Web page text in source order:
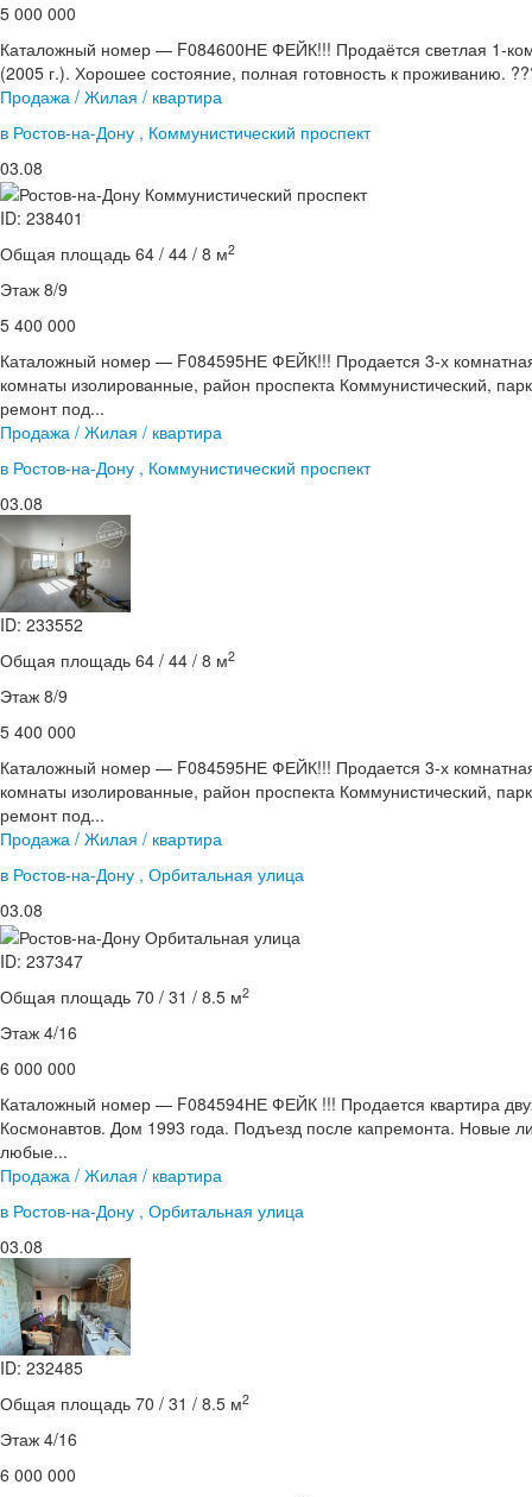
5 000 000
Каталожный номер — F084600НЕ ФЕЙК!!! Продаётся светлая 1-
(2005 г.). Хорошее состояние, полная готовность к проживанию.
Продажа / Жилая / квартира
в Ростов-на-Дону , Коммунистический проспект
03.08
ID: 238401
Общая площадь 64 / 44 / 8 м2
Этаж 8/9
5 400 000
Каталожный номер — F084595НЕ ФЕЙК!!! Продается 3-х
комнаты изолированные, район проспекта Коммунистический,
ремонт под...
Продажа / Жилая / квартира
в Ростов-на-Дону , Коммунистический проспект
03.08
ID: 233552
Общая площадь 64 / 44 / 8 м2
Этаж 8/9
5 400 000
Каталожный номер — F084595НЕ ФЕЙК!!! Продается 3-х
комнаты изолированные, район проспекта Коммунистический,
ремонт под...
Продажа / Жилая / квартира
в Ростов-на-Дону , Орбитальная улица
03.08
ID: 237347
Общая площадь 70 / 31 / 8.5 м2
Этаж 4/16
6 000 000
Каталожный номер — F084594НЕ ФЕЙК !!! Продается квартира
Космонавтов. Дом 1993 года. Подъезд после капремонта. Новые
любые...
Продажа / Жилая / квартира
в Ростов-на-Дону , Орбитальная улица
03.08
ID: 232485
Общая площадь 70 / 31 / 8.5 м2
Этаж 4/16
6 000 000